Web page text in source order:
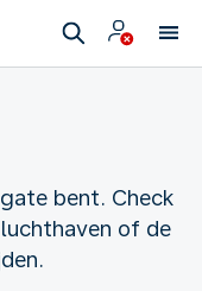
bent. Check
of de